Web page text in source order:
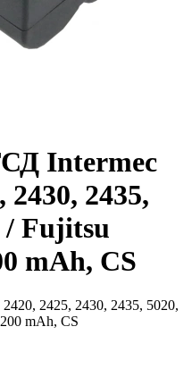
Intermec
2430, 2435,
/ Fujitsu
mAh, CS
2425, 2430, 2435, 5020,
mAh, CS